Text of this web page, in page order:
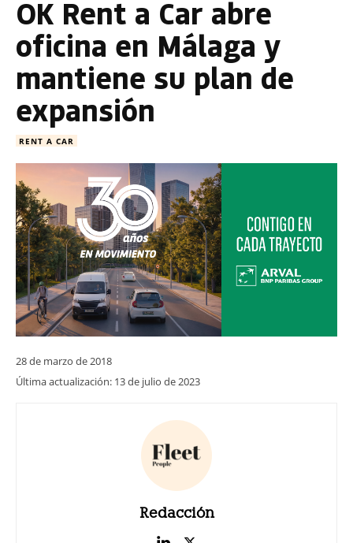
OK Rent a Car abre
oficina en Málaga y
mantiene su plan de
expansión
RENT A CAR
28 de marzo de 2018
Última actualización: 13 de julio de 2023
Redacción